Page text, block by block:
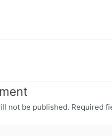
not be published. Required